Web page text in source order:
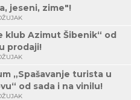
jeseni, zime"!
klub Azimut Šibenik“ od
prodaji!
„Spašavanje turista u
od sada i na vinilu!